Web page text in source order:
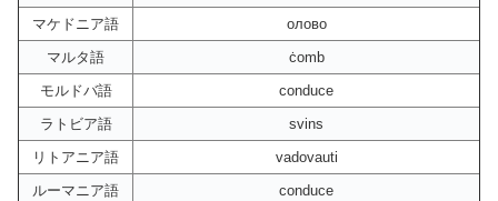
マケドニア語
олово
マルタ語
ċomb
モルドバ語
conduce
ラトビア語
svins
リトアニア語
vadovauti
ルーマニア語
conduce